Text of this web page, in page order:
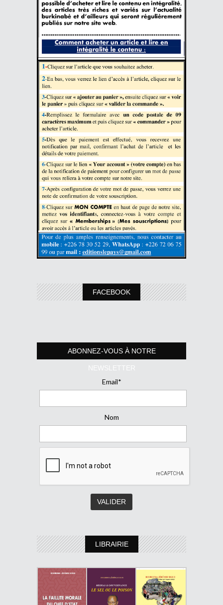
FACEBOOK
ABONNEZ-VOUS À NOTRE
NEWSLETTER
Email*
Nom
LIBRAIRIE